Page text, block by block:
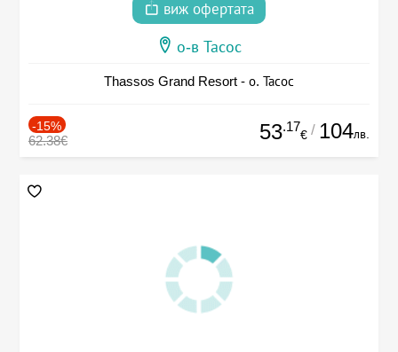
виж офертата
о-в Тасос
Thassos Grand Resort - о. Тасос
-15%
62.38€ 53.17
€ / 104лв.